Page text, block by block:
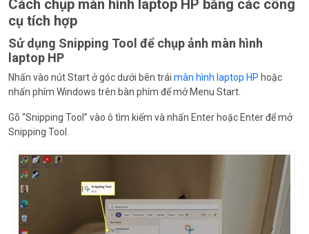
Cách chụp màn hình laptop HP bằng các công
cụ tích hợp
Sử dụng Snipping Tool để chụp ảnh màn hình
laptop HP
Nhấn vào nút Start ở góc dưới bên trái màn hình laptop HP hoặc
nhấn phím Windows trên bàn phím để mở Menu Start.
Gõ “Snipping Tool” vào ô tìm kiếm và nhấn Enter hoặc Enter để mở
Snipping Tool.